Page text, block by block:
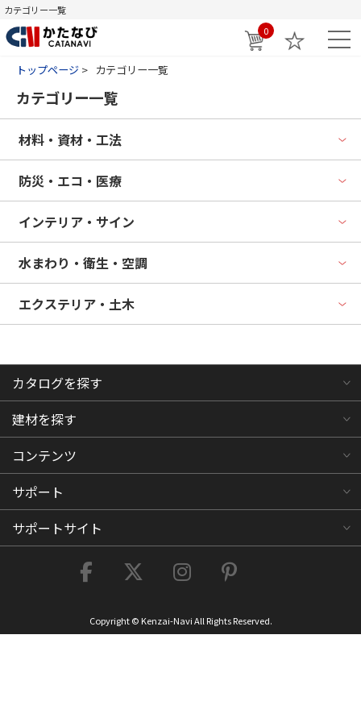
カテゴリー一覧
0
トップページ カテゴリー一覧
カテゴリー一覧
材料・資材・工法
防災・エコ・医療
インテリア・サイン
水まわり・衛生・空調
エクステリア・土木
カタログを探す
建材を探す
コンテンツ
サポート
サポートサイト
Copyright © Kenzai-Navi All Rights Reserved.